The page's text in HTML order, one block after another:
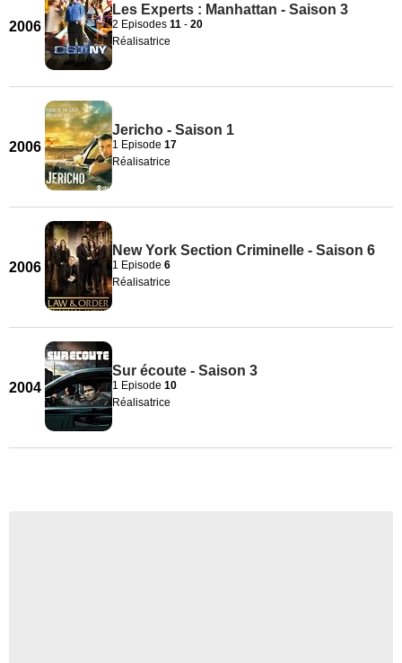
2006
Les Experts : Manhattan - Saison 3
2 Episodes 11 - 20
Réalisatrice
2006
Jericho - Saison 1
1 Episode 17
Réalisatrice
2006
New York Section Criminelle - Saison 6
1 Episode 6
Réalisatrice
2004
Sur écoute - Saison 3
1 Episode 10
Réalisatrice